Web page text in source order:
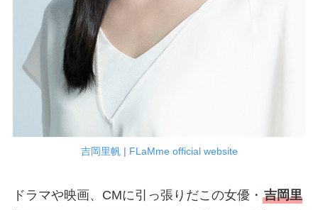
吉岡里帆 | FLaMme official website
ドラマや映画、CMに引っ張りだこの女優・ 吉岡里